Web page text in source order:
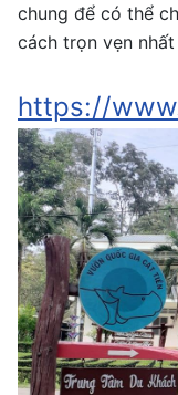
chung để có thể
cách trọn vẹn nhất
https://